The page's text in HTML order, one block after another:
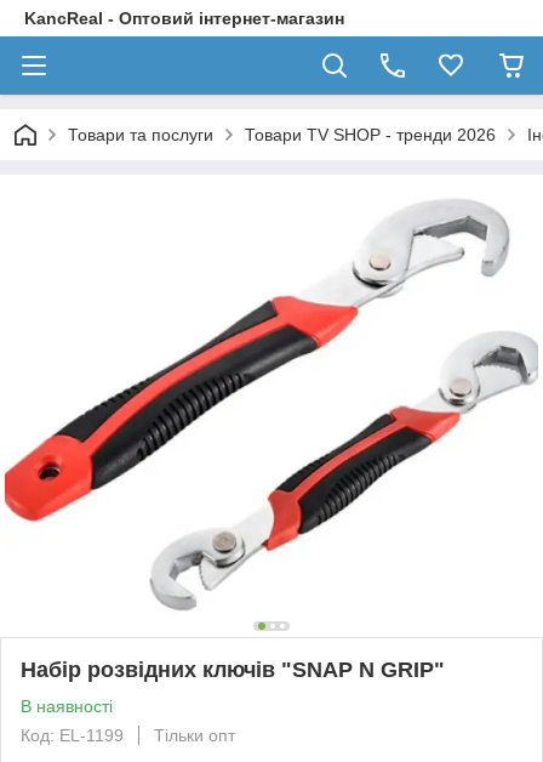
KancReal - Оптовий інтернет-магазин
Товари та послуги Товари TV SHOP - тренди 2026
Набір розвідних ключів "SNAP N GRIP"
В наявності
Код: EL-1199
Тільки опт